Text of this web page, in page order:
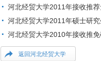
河北经贸大学2011年接收推
河北经贸大学2011年硕士研
河北经贸大学2010年接收推
返回河北经贸大学